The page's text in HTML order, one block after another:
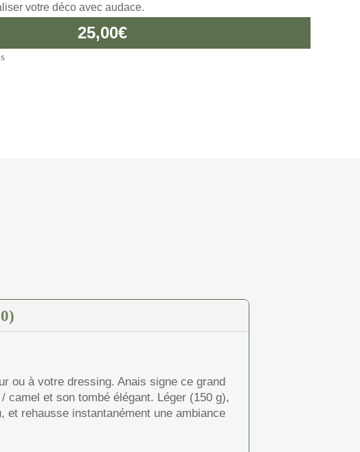
votre déco avec audace.
25,00€
ou à votre dressing. Anais signe ce grand
et son tombé élégant. Léger (150 g),
et rehausse instantanément une ambiance